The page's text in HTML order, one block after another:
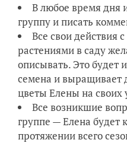
В любое время дня
группу и писать
Все свои действия
растениями в саду
описывать. Это будет
семена и выращивает
цветы Елены на своих
Все возникшие
группе — Елена будет
протяжении всего